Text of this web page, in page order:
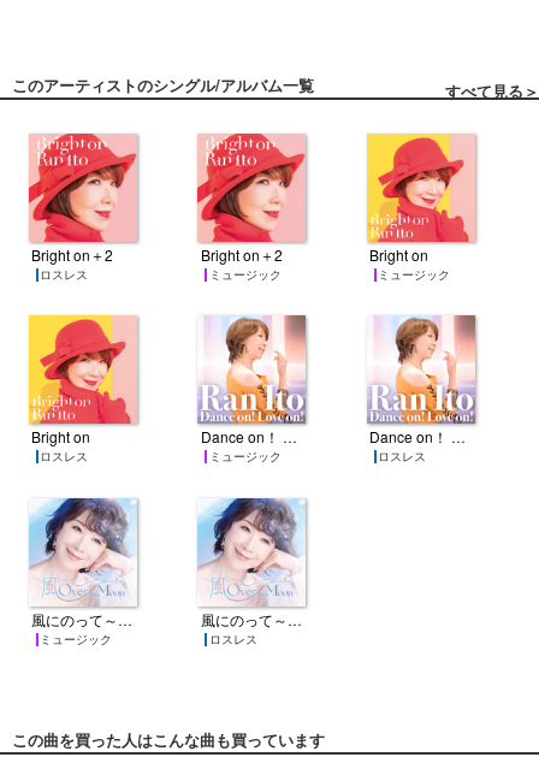
このアーティストのシングル/アルバム一覧 すべて見る＞
Bright on＋2
ロスレス
Bright on＋2
ミュージック
Bright on
ミュージック
Bright on
ロスレス
Dance on！ Love on！
ミュージック
Dance on！ Love on！
ロスレス
風にのって～Over the Moon
ミュージック
風にのって～Over the Moon
ロスレス
この曲を買った人はこんな曲も買っています